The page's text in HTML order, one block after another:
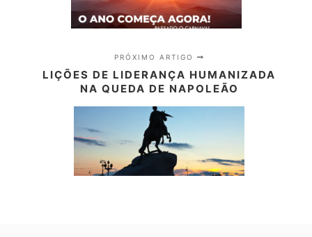
PRÓXIMO ARTIGO
LIÇÕES DE LIDERANÇA HUMANIZADA
NA QUEDA DE NAPOLEÃO